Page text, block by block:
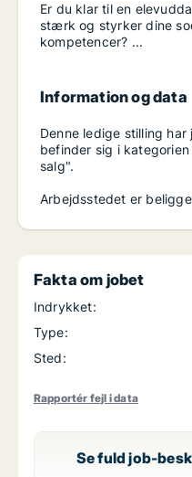
Er du klar til en
stærk og styrker dine
kompetencer? ...
Information og data
Denne ledige stilling
befinder sig i
salg".
Arbejdsstedet er
Fakta om jobet
Indrykket:
Type:
Sted:
Rapportér fejl i data
Se fuld job-